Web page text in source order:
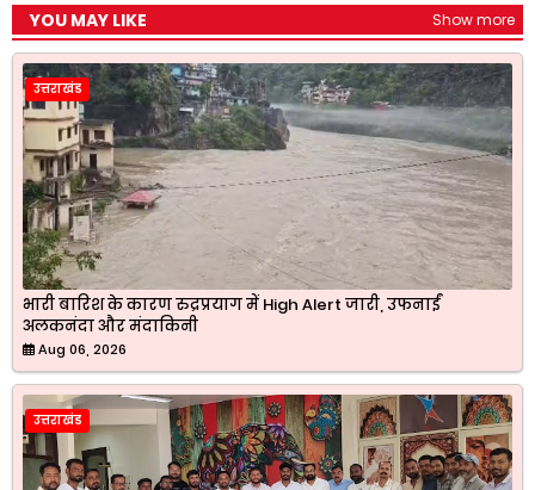
YOU MAY LIKE Show more
उत्तराखंड
भारी बारिश के कारण रुद्रप्रयाग में High Alert जारी, उफनाईं
अलकनंदा और मंदाकिनी
Aug 06, 2026
उत्तराखंड